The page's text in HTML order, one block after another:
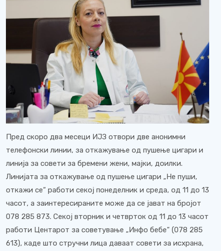
Пред скоро два месеци ИЈЗ отвори две анонимни
телефонски линии, за откажување од пушење цигари и
линија за совети за бремени жени, мајки, доилки.
Линијата за откажување од пушење цигари „Не пуши,
откажи се“ работи секој понеделник и среда, од 11 до 13
часот, а заинтересираните може да се јават на бројот
078 285 873. Секој вторник и четврток од 11 до 13 часот
работи Центарот за советување „Инфо бебе“ (078 285
613), каде што стручни лица даваат совети за исхрана,